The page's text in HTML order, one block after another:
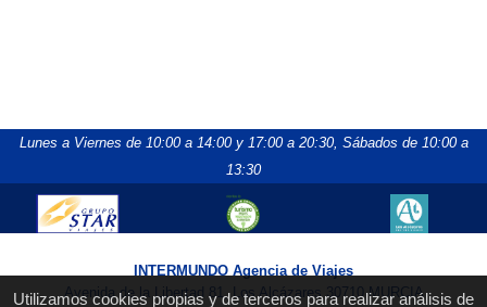
Utilizamos cookies propias y de terceros para realizar análisis de
Lunes a Viernes de 10:00 a 14:00 y 17:00 a 20:30, Sábados de 10:00 a
13:30
INTERMUNDO Agencia de Viajes
Avenida de la Libertad 81, Los Alcázares 30710 MURCIA